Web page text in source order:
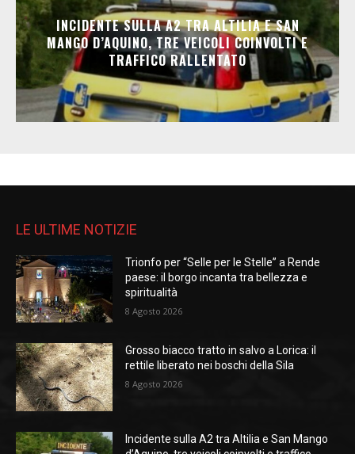
INCIDENTE SULLA A2 TRA ALTILIA E SAN
MANGO D’AQUINO, TRE VEICOLI COINVOLTI E
TRAFFICO RALLENTATO
LE ULTIME NOTIZIE
Trionfo per “Selle per le Stelle” a Rende
paese: il borgo incanta tra bellezza e
spiritualità
8 Agosto 2026
Grosso biacco tratto in salvo a Lorica: il
rettile liberato nei boschi della Sila
8 Agosto 2026
Incidente sulla A2 tra Altilia e San Mango